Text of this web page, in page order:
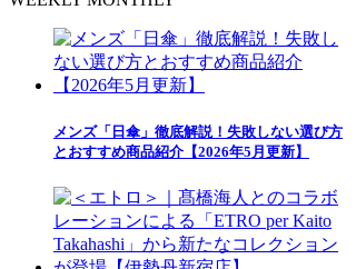
メンズ「日傘」徹底解説！失敗しない選び方
とおすすめ商品紹介【2026年5月更新】